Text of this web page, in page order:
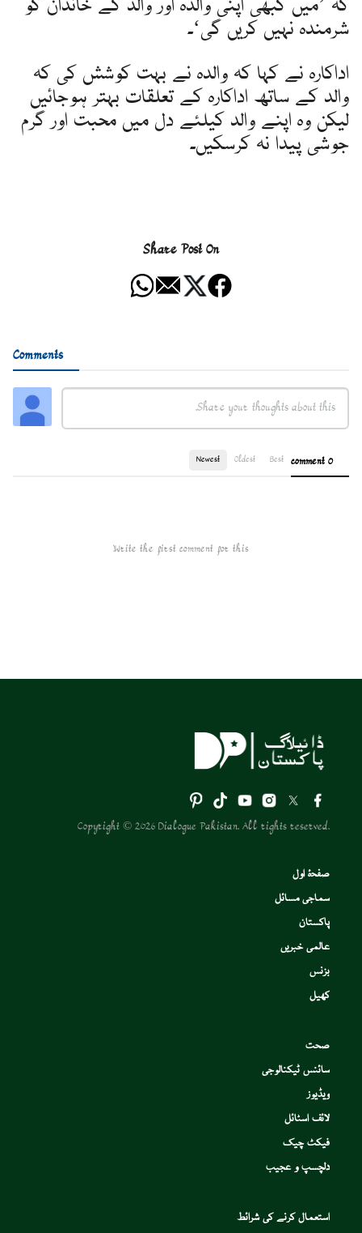
کہ ’میں کبھی اپنی والدہ اور والد کے خاندان کو
شرمندہ نہیں کریں گی‘۔
اداکارہ نے کہا کہ والدہ نے بہت کوشش کی کہ
والد کے ساتھ اداکارہ کے تعلقات بہتر ہوجائیں
لیکن وہ اپنے والد کیلئے دل میں محبت اور گرم
جوشی پیدا نہ کرسکیں۔
Share Post On
Comments
0 comment
Best
Oldest
Newest
Write the first comment for this!
Copyright © 2026 Dialogue Pakistan. All rights reserved.
صفحۂ اول
سماجی مسائل
پاکستان
عالمی خبریں
بزنس
کھیل
صحت
سائنس ٹیکنالوجی
ویڈیوز
لائف اسٹائل
فیکٹ چیک
دلچسپ و عجیب
استعمال کرنے کی شرائط